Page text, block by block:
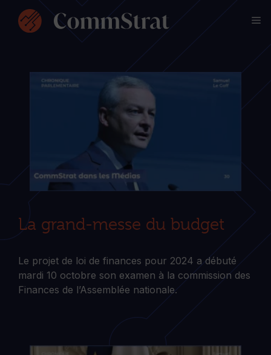
contenu
La grand-messe du budget
Le projet de loi de finances pour 2024 a débuté
mardi 10 octobre son examen à la commission des
Finances de l’Assemblée nationale.